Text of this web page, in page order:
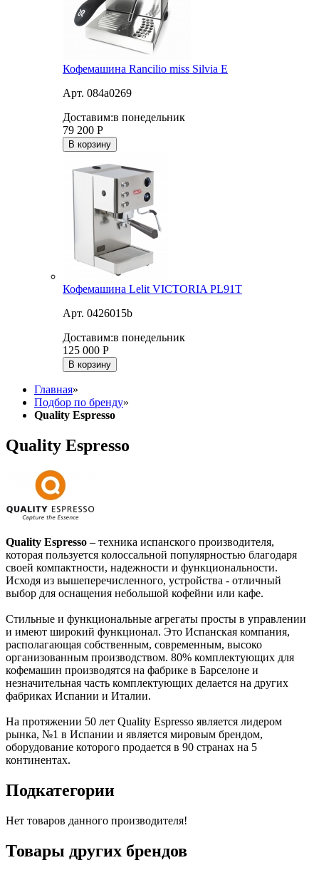
Кофемашина Rancilio miss Silvia E
Арт. 084a0269
Доставим:в понедельник
79 200 Р
В корзину
Кофемашина Lelit VICTORIA PL91T
Арт. 0426015b
Доставим:в понедельник
125 000 Р
В корзину
Главная»
Подбор по бренду»
Quality Espresso
Quality Espresso
Quality Espresso – техника испанского производителя,
которая пользуется колоссальной популярностью благодаря
своей компактности, надежности и функциональности.
Исходя из вышеперечисленного, устройства - отличный
выбор для оснащения небольшой кофейни или кафе.
Стильные и функциональные агрегаты просты в управлении
и имеют широкий функционал. Это Испанская компания,
располагающая собственным, современным, высоко
организованным производством. 80% комплектующих для
кофемашин производятся на фабрике в Барселоне и
незначительная часть комплектующих делается на других
фабриках Испании и Италии.
На протяжении 50 лет Quality Espresso является лидером
рынка, №1 в Испании и является мировым брендом,
оборудование которого продается в 90 странах на 5
континентах.
Подкатегории
Нет товаров данного производителя!
Товары других брендов